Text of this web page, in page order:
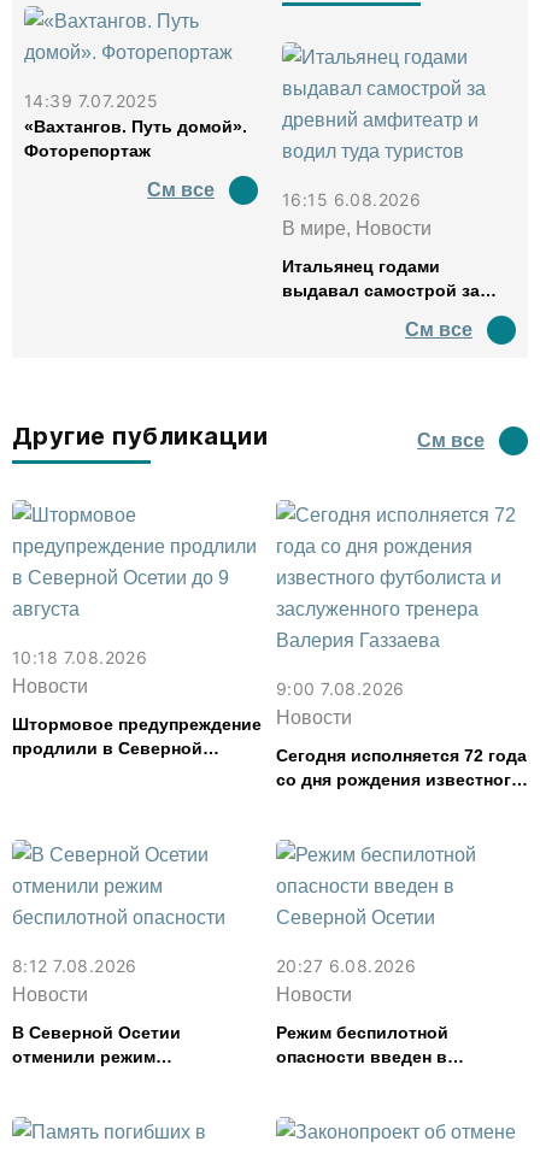
14:39 7.07.2025
«Вахтангов. Путь домой».
Фоторепортаж
См все
16:15 6.08.2026
В мире, Новости
Итальянец годами
выдавал самострой за
водил туда туристов
См все
Другие публикации См все
10:18 7.08.2026
Новости
Штормовое предупреждение
продлили в Северной
9:00 7.08.2026
Новости
Сегодня исполняется 72 года
со дня рождения известного
8:12 7.08.2026
Новости
В Северной Осетии
отменили режим
20:27 6.08.2026
Новости
Режим беспилотной
опасности введен в